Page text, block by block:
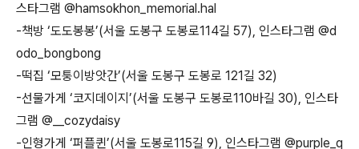
스타그램 @hamsokhon_memorial.hal
-책방 ‘도도봉봉’(서울 도봉구 도봉로114길 57), 인스타그램 @d
odo_bongbong
-떡집 ‘모퉁이방앗간’(서울 도봉구 도봉로 121길 32)
-선물가게 ‘코지데이지’(서울 도봉구 도봉로110바길 30), 인스타
그램 @__cozydaisy
-인형가게 ‘퍼플퀸’(서울 도봉로115길 9), 인스타그램 @purple_q